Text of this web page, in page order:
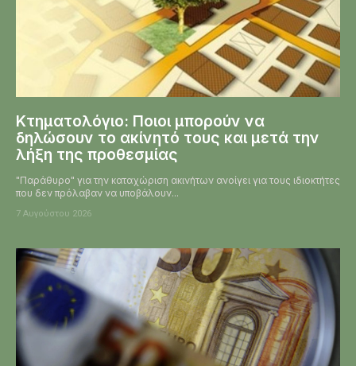
Κτηματολόγιο: Ποιοι μπορούν να
δηλώσουν το ακίνητό τους και μετά την
λήξη της προθεσμίας
"Παράθυρο" για την καταχώριση ακινήτων ανοίγει για τους ιδιοκτήτες
που δεν πρόλαβαν να υποβάλουν...
7 Αυγούστου 2026